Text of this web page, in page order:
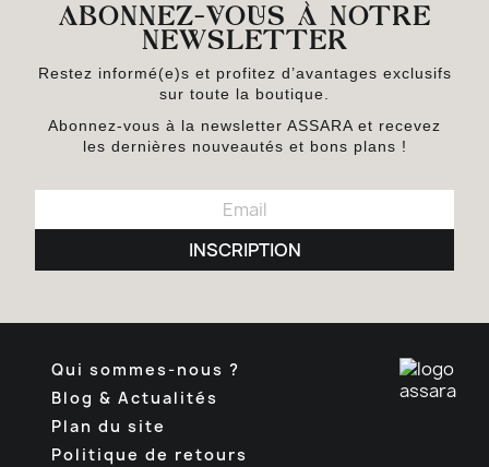
ABONNEZ-VOUS À NOTRE
NEWSLETTER
Restez informé(e)s et profitez d’avantages exclusifs
sur toute la boutique.
Abonnez-vous à la newsletter ASSARA et recevez
les dernières nouveautés et bons plans !
INSCRIPTION
Qui sommes-nous ?
Blog & Actualités
Plan du site
Politique de retours